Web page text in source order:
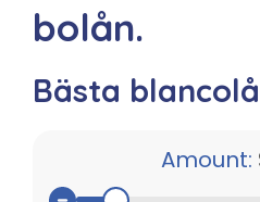
bolån.
Bästa
Amount: